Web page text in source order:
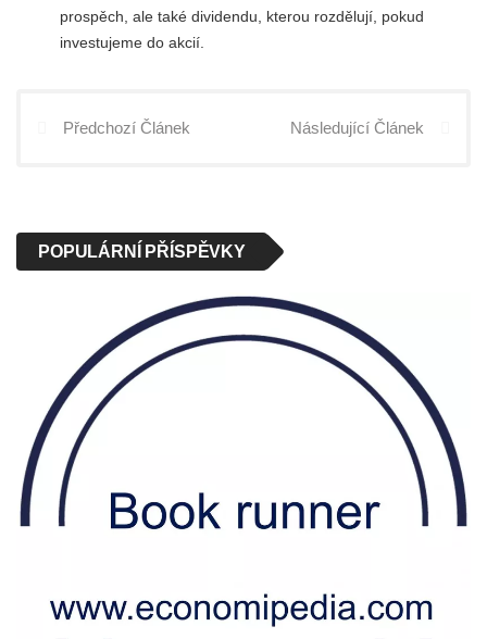
prospěch, ale také dividendu, kterou rozdělují, pokud
investujeme do akcií.
Předchozí Článek Následující Článek
POPULÁRNÍ PŘÍSPĚVKY